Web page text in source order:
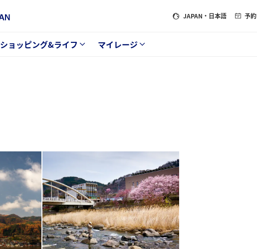
JAPAN ・日本語 予約
ショッピング&ライフ マイレージ